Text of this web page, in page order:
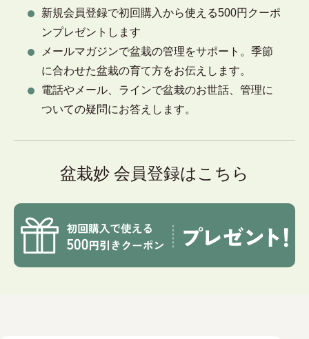
新規会員登録で初回購入から使える500円クーポ
ンプレゼントします
メールマガジンで盆栽の管理をサポート。季節
に合わせた盆栽の育て方をお伝えします。
電話やメール、ラインで盆栽のお世話、管理に
ついての疑問にお答えします。
盆栽妙 会員登録はこちら